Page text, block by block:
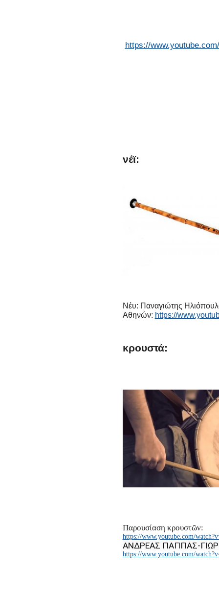
https://
νέϊ:
Νέυ: Παναγιώτης
Αθηνών: https://
κρουστά:
Παρουσίαση κρουστῶν:
https://www.youtube.com/
ΑΝΔΡΕΑΣ ΠΑΠΠΑΣ-
https://www.youtube.com/